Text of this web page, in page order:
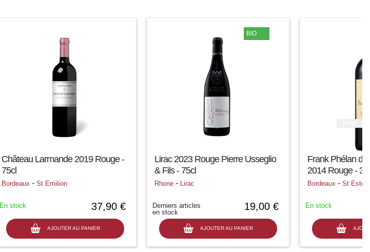
Château Larmande 2019 Rouge -
75cl
Bordeaux - St Emilion
37,90 €
AJOUTER AU PANIER
En stock
Lirac 2023 Rouge Pierre Usseglio
& Fils - 75cl
Rhone - Lirac
19,00 €
AJOUTER AU PANIER
Derniers articles
en stock
BIO
Frank Phélan
2014 Rouge -
Bordeaux - St
En stock